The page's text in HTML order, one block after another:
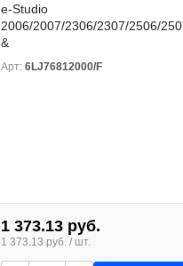
e-Studio
2006/2007/2306/2307/2506/
&
Арт: 6LJ76812000/F
1 373.13 руб.
1 373.13 руб. / шт.